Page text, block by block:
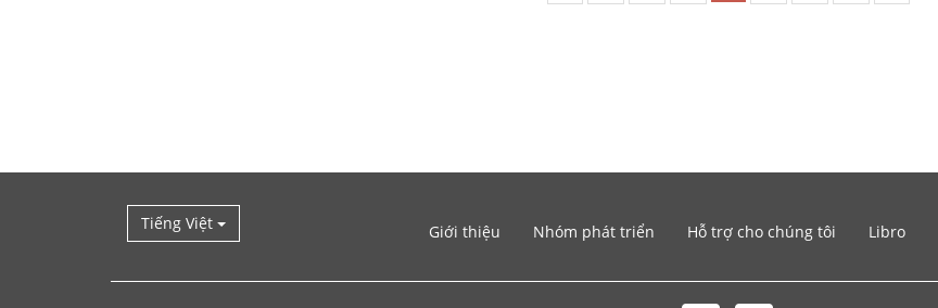
Tiếng Việt Giới thiệu Nhóm phát triển Hỗ trợ cho chúng tôi Libro